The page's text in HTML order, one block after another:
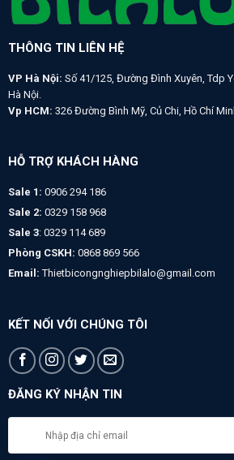
THÔNG TIN LIÊN HỆ
VP Hà Nội: Số 41/125, Đường Đình Xuyên, Tdp
Hà Nội.
Vp HCM: 326 Đường Bình Mỹ, Củ Chi, Hồ Chí
HỖ TRỢ KHÁCH HÀNG
Sale 1: 0906 294 186
Sale 2: 0329 158 968
Sale 3: 0329 114 689
Phòng CSKH: 0868 869 566
Email: Thietbicongnghiepbilalo@gmail.com
KẾT NỐI VỚI CHÚNG TÔI
ĐĂNG KÝ NHẬN TIN